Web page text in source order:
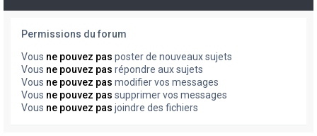
Permissions du forum
Vous ne pouvez pas poster de nouveaux sujets
Vous ne pouvez pas répondre aux sujets
Vous ne pouvez pas modifier vos messages
Vous ne pouvez pas supprimer vos messages
Vous ne pouvez pas joindre des fichiers